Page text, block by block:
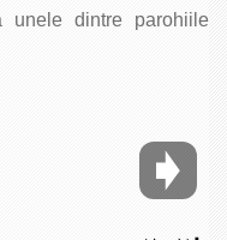
unele dintre parohiile